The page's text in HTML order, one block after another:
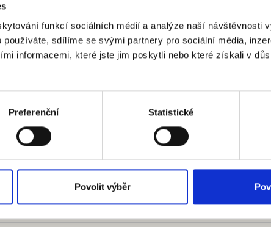
funkcí sociálních médií a analýze naší návštěvnosti
sdílíme se svými partnery pro sociální média,
informacemi, které jste jim poskytli nebo které získali v
Preferenční Statistické
Povolit výběr
Používá se ke zjištění, zda jsou
uživatelská navigace a interakce
zahrnuty do analýzy dat webu.
1 den
Registruje údaje o chování
pro interní analýzu a optimalizaci
webových stránek.
1 den
Shromažďuje údaje o navigaci
slouží k sestavování statistických
reportů a heatmap pro majitele webu.
Session